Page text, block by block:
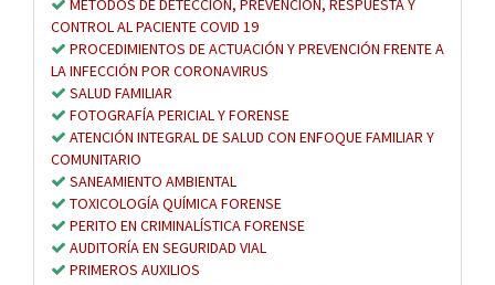
METODOS DE DETECCION, PREVENCION, RESPUESTA Y
CONTROL AL PACIENTE COVID 19
PROCEDIMIENTOS DE ACTUACIÓN Y PREVENCIÓN FRENTE A
LA INFECCIÓN POR CORONAVIRUS
SALUD FAMILIAR
FOTOGRAFÍA PERICIAL Y FORENSE
ATENCIÓN INTEGRAL DE SALUD CON ENFOQUE FAMILIAR Y
COMUNITARIO
SANEAMIENTO AMBIENTAL
TOXICOLOGÍA QUÍMICA FORENSE
PERITO EN CRIMINALÍSTICA FORENSE
AUDITORÍA EN SEGURIDAD VIAL
PRIMEROS AUXILIOS